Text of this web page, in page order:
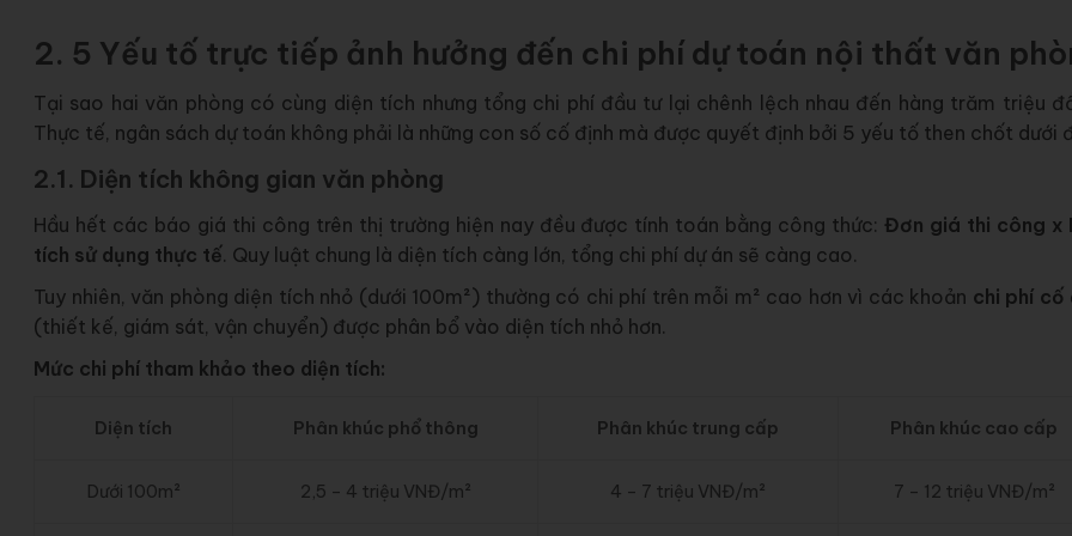
2. 5 Yếu tố trực tiếp ảnh hưởng đến chi phí dự toán nội thất văn
Tại sao hai văn phòng có cùng diện tích nhưng tổng chi phí đầu tư lại chênh lệch nhau đến hàng trăm triệu
Thực tế, ngân sách dự toán không phải là những con số cố định mà được quyết định bởi 5 yếu tố then chốt dưới
2.1. Diện tích không gian văn phòng
Hầu hết các báo giá thi công trên thị trường hiện nay đều được tính toán bằng công thức: Đơn giá thi công x
tích sử dụng thực tế. Quy luật chung là diện tích càng lớn, tổng chi phí dự án sẽ càng cao.
Tuy nhiên, văn phòng diện tích nhỏ (dưới 100m²) thường có chi phí trên mỗi m² cao hơn vì các khoản chi phí cố
(thiết kế, giám sát, vận chuyển) được phân bổ vào diện tích nhỏ hơn.
Mức chi phí tham khảo theo diện tích:
Diện tích Phân khúc phổ thông Phân khúc trung cấp Phân khúc cao cấp
Dưới 100m² 2,5 – 4 triệu VNĐ/m² 4 – 7 triệu VNĐ/m² 7 – 12 triệu VNĐ/m²